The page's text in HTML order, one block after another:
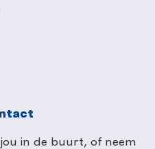
jou in de buurt, of neem